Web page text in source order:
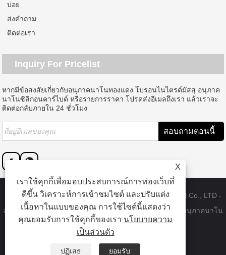
บ่อย
ส่งคำถาม
ติดต่อเรา
Inquiry For Pricelist
หากมีข้อสงสัยเกี่ยวกับอนุภาคนาโนทองแดง โบรอนไนไตรด์มัสสุ อนุภาค
นาโนซิลิกอนคาร์ไบด์ หรือรายการราคา โปรดส่งอีเมลถึงเรา แล้วเราจะ
ติดต่อกลับภายใน 24 ชั่วโมง
ลิขสิทธิ์ © 2023 Dongguan SAT nano technology material Co., LTD -
อนุภาคนาโนทองแดงของจีน, โบรอนไนไตรด์มัสสุ, โรงงานอนุภาคนาโน
ซิลิคอนคาร์ไบด์ - สงวนลิขสิทธิ์
X
เราใช้คุกกี้เพื่อมอบประสบการณ์การท่องเว็บที่
ดีขึ้น วิเคราะห์การเข้าชมไซต์ และปรับแต่ง
เนื้อหาในแบบของคุณ การใช้ไซต์นี้แสดงว่า
คุณยอมรับการใช้คุกกี้ของเรา นโยบายความ
เป็นส่วนตัว
ปฏิเสธ ยอมรับ